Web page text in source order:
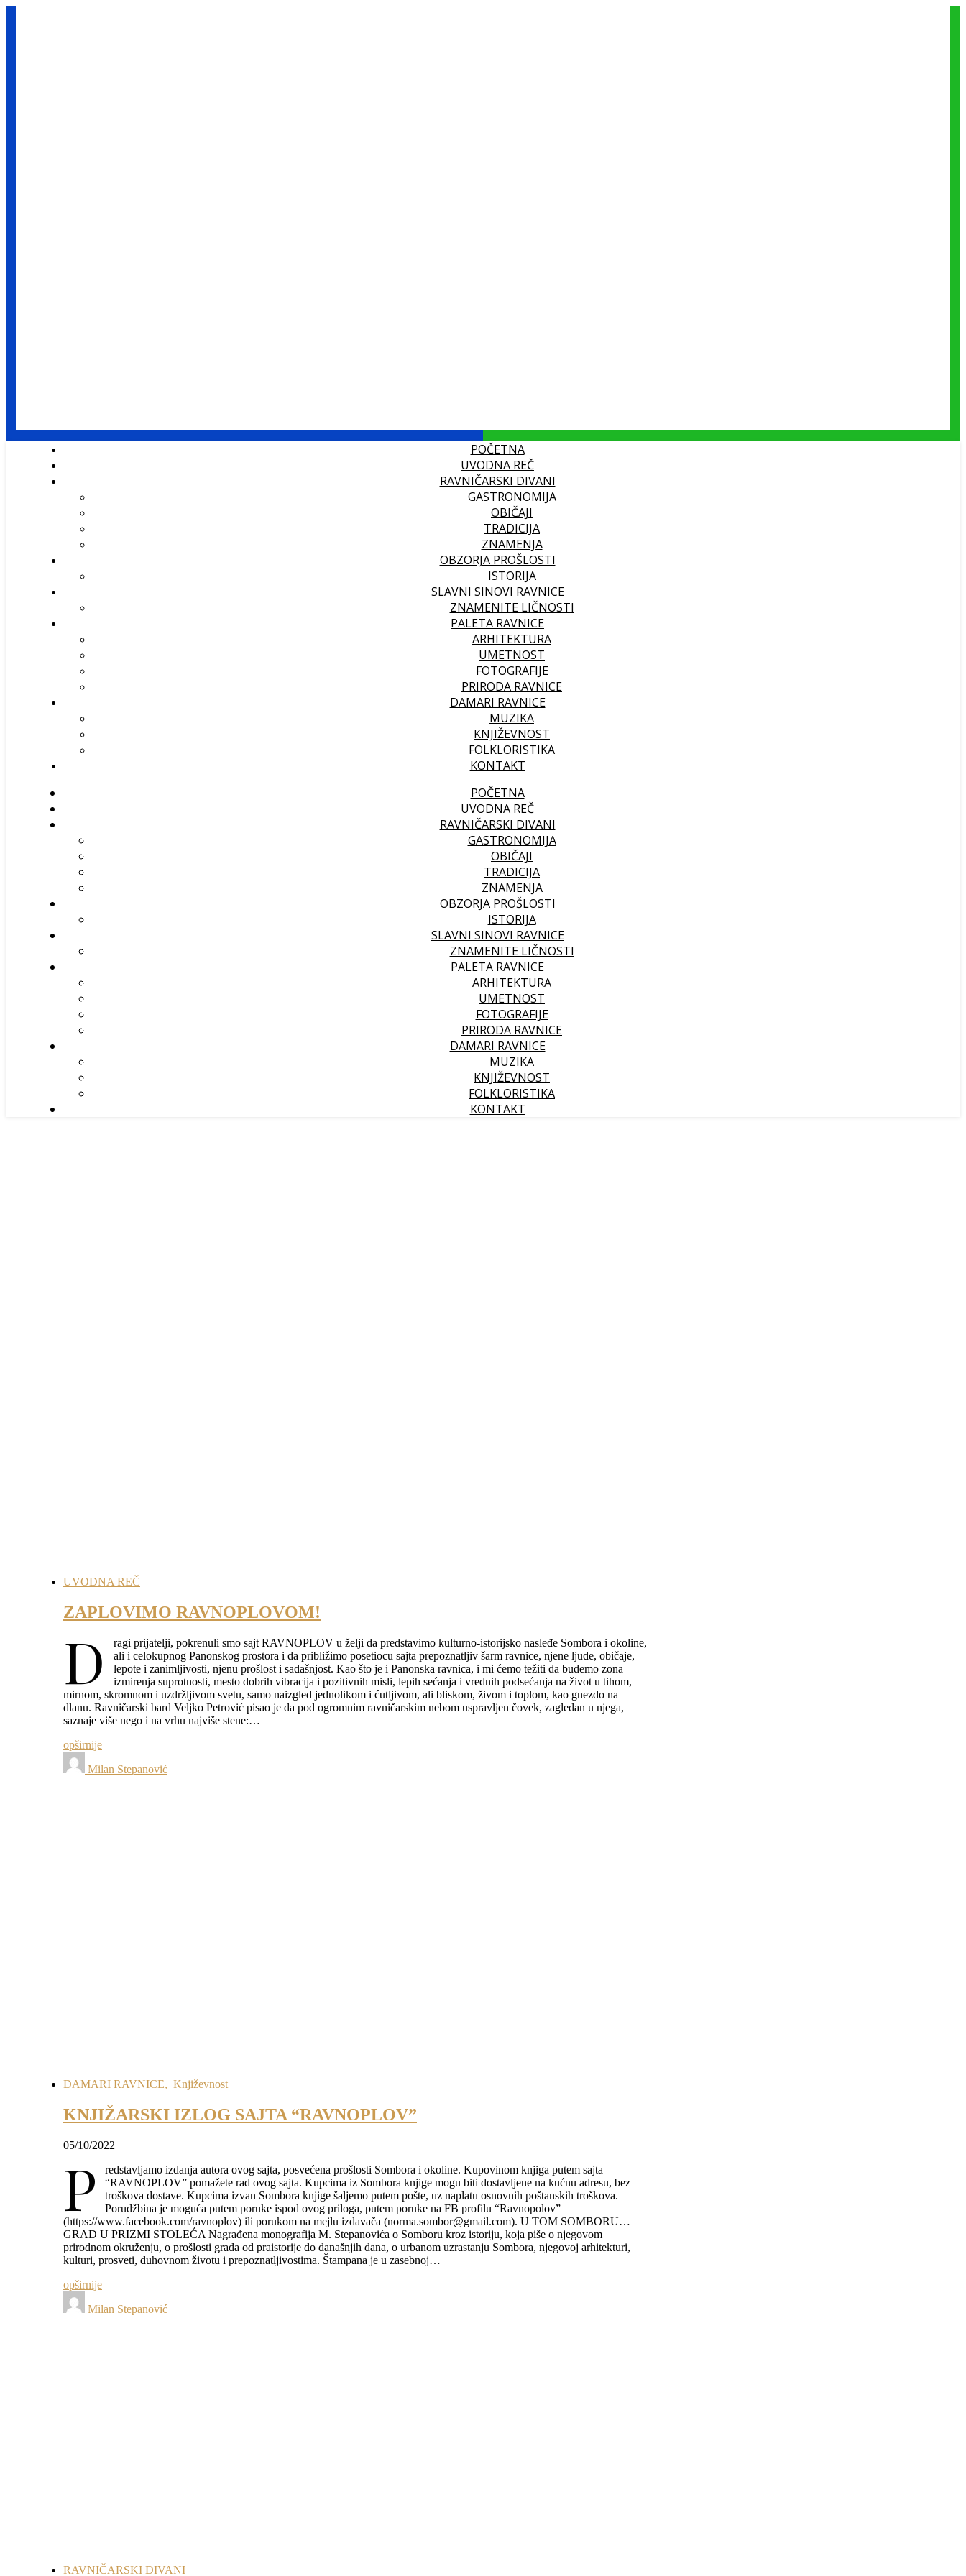
POČETNA
UVODNA REČ
RAVNIČARSKI DIVANI
GASTRONOMIJA
OBIČAJI
TRADICIJA
ZNAMENJA
OBZORJA PROŠLOSTI
ISTORIJA
SLAVNI SINOVI RAVNICE
ZNAMENITE LIČNOSTI
PALETA RAVNICE
ARHITEKTURA
UMETNOST
FOTOGRAFIJE
PRIRODA RAVNICE
DAMARI RAVNICE
MUZIKA
KNJIŽEVNOST
FOLKLORISTIKA
KONTAKT
POČETNA
UVODNA REČ
RAVNIČARSKI DIVANI
GASTRONOMIJA
OBIČAJI
TRADICIJA
ZNAMENJA
OBZORJA PROŠLOSTI
ISTORIJA
SLAVNI SINOVI RAVNICE
ZNAMENITE LIČNOSTI
PALETA RAVNICE
ARHITEKTURA
UMETNOST
FOTOGRAFIJE
PRIRODA RAVNICE
DAMARI RAVNICE
MUZIKA
KNJIŽEVNOST
FOLKLORISTIKA
KONTAKT
UVODNA REČ
ZAPLOVIMO RAVNOPLOVOM!
D
ragi prijatelji, pokrenuli smo sajt RAVNOPLOV u želji da predstavimo kulturno-istorijsko nasleđe Sombora i okoline,
ali i celokupnog Panonskog prostora i da približimo posetiocu sajta prepoznatljiv šarm ravnice, njene ljude, običaje,
lepote i zanimljivosti, njenu prošlost i sadašnjost. Kao što je i Panonska ravnica, i mi ćemo težiti da budemo zona
izmirenja suprotnosti, mesto dobrih vibracija i pozitivnih misli, lepih sećanja i vrednih podsećanja na život u tihom,
mirnom, skromnom i uzdržljivom svetu, samo naizgled jednolikom i ćutljivom, ali bliskom, živom i toplom, kao gnezdo na
dlanu. Ravničarski bard Veljko Petrović pisao je da pod ogromnim ravničarskim nebom uspravljen čovek, zagledan u njega,
saznaje više nego i na vrhu najviše stene:…
opširnije
Milan Stepanović
DAMARI RAVNICE, Književnost
KNJIŽARSKI IZLOG SAJTA “RAVNOPLOV”
05/10/2022
P
redstavljamo izdanja autora ovog sajta, posvećena prošlosti Sombora i okoline. Kupovinom knjiga putem sajta
“RAVNOPLOV” pomažete rad ovog sajta. Kupcima iz Sombora knjige mogu biti dostavljene na kućnu adresu, bez
troškova dostave. Kupcima izvan Sombora knjige šaljemo putem pošte, uz naplatu osnovnih poštanskih troškova.
Porudžbina je moguća putem poruke ispod ovog priloga, putem poruke na FB profilu “Ravnopolov”
(https://www.facebook.com/ravnoplov) ili porukom na mejlu izdavača (norma.sombor@gmail.com). U TOM SOMBORU…
GRAD U PRIZMI STOLEĆA Nagrađena monografija M. Stepanovića o Somboru kroz istoriju, koja piše o njegovom
prirodnom okruženju, o prošlosti grada od praistorije do današnjih dana, o urbanom uzrastanju Sombora, njegovoj arhitekturi,
kulturi, prosveti, duhovnom životu i prepoznatljivostima. Štampana je u zasebnoj…
opširnije
Milan Stepanović
RAVNIČARSKI DIVANI